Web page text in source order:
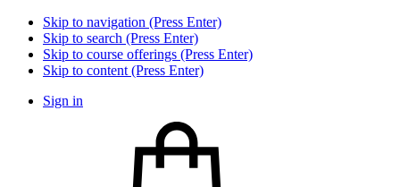
Skip to navigation (Press Enter)
Skip to search (Press Enter)
Skip to course offerings (Press Enter)
Skip to content (Press Enter)
Sign in